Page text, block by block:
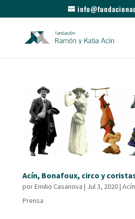
Acín, Bonafoux, circo y
porEmilio Casanova | Jul 3, 2020|
Prensa